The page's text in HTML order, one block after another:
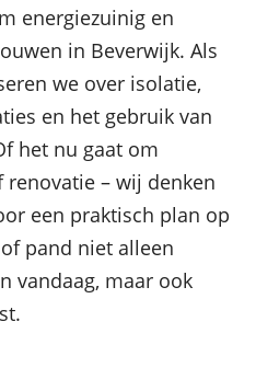
energiezuinig en
in Beverwijk. Als
we over isolatie,
en het gebruik van
het nu gaat om
– wij denken
een praktisch plan op
pand niet alleen
vandaag, maar ook